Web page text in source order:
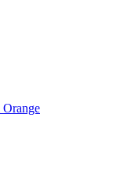
Orange